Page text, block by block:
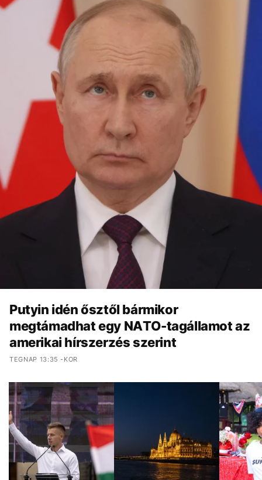
Putyin idén ősztől bármikor
megtámadhat egy NATO-tagállamot az
amerikai hírszerzés szerint
TEGNAP 13:35 -KOR